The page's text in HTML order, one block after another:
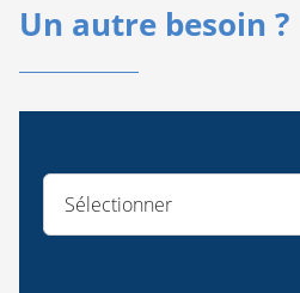
Un autre besoin ?
Sélectionner